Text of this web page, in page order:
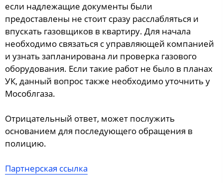
если надлежащие документы были
предоставлены не стоит сразу расслабляться и
впускать газовщиков в квартиру. Для начала
необходимо связаться с управляющей компанией
и узнать запланирована ли проверка газового
оборудования. Если такие работ не было в планах
УК, данный вопрос также необходимо уточнить у
Мособлгаза.
Отрицательный ответ, может послужить
основанием для последующего обращения в
полицию.
Партнерская ссылка